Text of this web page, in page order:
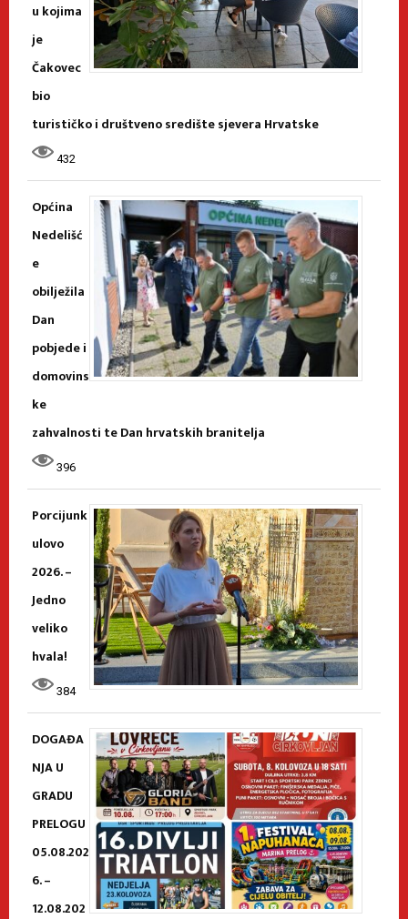
u kojima
je
Čakovec
bio
turističko i društveno središte sjevera Hrvatske
432
Općina
Nedelišć
e
obilježila
Dan
pobjede i
domovins
ke
zahvalnosti te Dan hrvatskih branitelja
396
Porcijunk
ulovo
2026. –
Jedno
veliko
hvala!
384
DOGAĐA
NJA U
GRADU
PRELOGU
05.08.202
6. –
12.08.202